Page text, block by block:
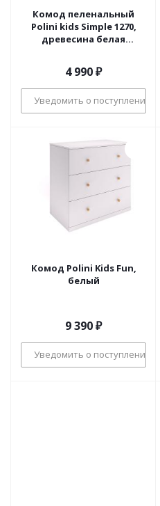
Комод пеленальный
Polini kids Simple 1270,
древесина белая
4 990₽
Уведомить о поступлении
Комод Polini Kids Fun,
белый
9 390₽
Уведомить о поступлении